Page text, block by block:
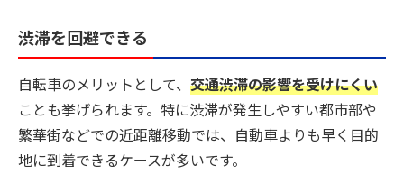
渋滞を回避できる
自転車のメリットとして、 交通渋滞の影響を受けにくい
ことも挙げられます。特に渋滞が発生しやすい都市部や
繁華街などでの近距離移動では、自動車よりも早く目的
地に到着できるケースが多いです。